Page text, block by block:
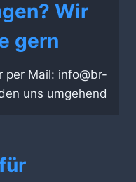
Wir
gern
per Mail: info@br-
uns umgehend